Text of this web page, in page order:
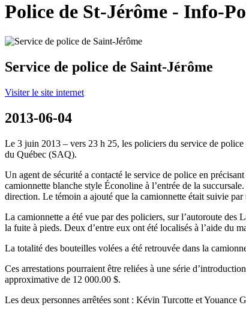
Police de St-Jérôme - Info-
Service de police de Saint-Jérôme
Visiter le site internet
2013-06-04
Le 3 juin 2013 – vers 23 h 25, les policiers du service de
du Québec (SAQ).
Un agent de sécurité a contacté le service de police en
camionnette blanche style Éconoline à l’entrée de la
direction. Le témoin a ajouté que la camionnette était suivie par
La camionnette a été vue par des policiers, sur l’autoroute
la fuite à pieds. Deux d’entre eux ont été localisés à l’aide du
La totalité des bouteilles volées a été retrouvée dans la
Ces arrestations pourraient être reliées à une série
approximative de 12 000.00 $.
Les deux personnes arrêtées sont : Kévin Turcotte et Youance